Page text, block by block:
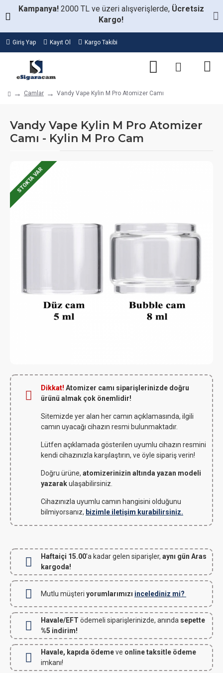
Kampanya! 2000 TL ve üzeri alışverişlerde, Ücretsiz
Kargo!
Giriş Yap Kayıt Ol Kargo Takibi
Camlar Vandy Vape Kylin M Pro Atomizer Camı
Vandy Vape Kylin M Pro Atomizer
Camı - Kylin M Pro Cam
STOKTA VAR
Dikkat! Atomizer camı siparişlerinizde doğru
ürünü almak çok önemlidir!
Sitemizde yer alan her camın açıklamasında, ilgili
camın uyacağı cihazın resmi bulunmaktadır.
Lütfen açıklamada gösterilen uyumlu cihazın resmini
kendi cihazınızla karşılaştırın, ve öyle sipariş verin!
Doğru ürüne, atomizerinizin altında yazan modeli
yazarakulaşabilirsiniz.
Cihazınızla uyumlu camın hangisini olduğunu
bilmiyorsanız, bizimle iletişim kurabilirsiniz.
Haftaiçi 15.00'a kadar gelen siparişler, aynı gün Aras
kargoda!
Mutlu müşteri yorumlarımızı incelediniz mi?
Havale/EFT ödemeli siparişlerinizde, anında sepette
%5 indirim!
Havale, kapıda ödemeve online taksitle ödeme
imkanı!